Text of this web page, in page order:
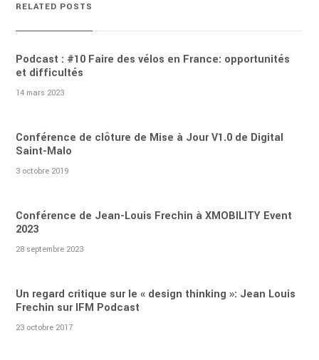
RELATED POSTS
Podcast : #10 Faire des vélos en France: opportunités
et difficultés
14 mars 2023
Conférence de clôture de Mise à Jour V1.0 de Digital
Saint-Malo
3 octobre 2019
Conférence de Jean-Louis Frechin à XMOBILITY Event
2023
28 septembre 2023
Un regard critique sur le « design thinking »: Jean Louis
Frechin sur IFM Podcast
23 octobre 2017